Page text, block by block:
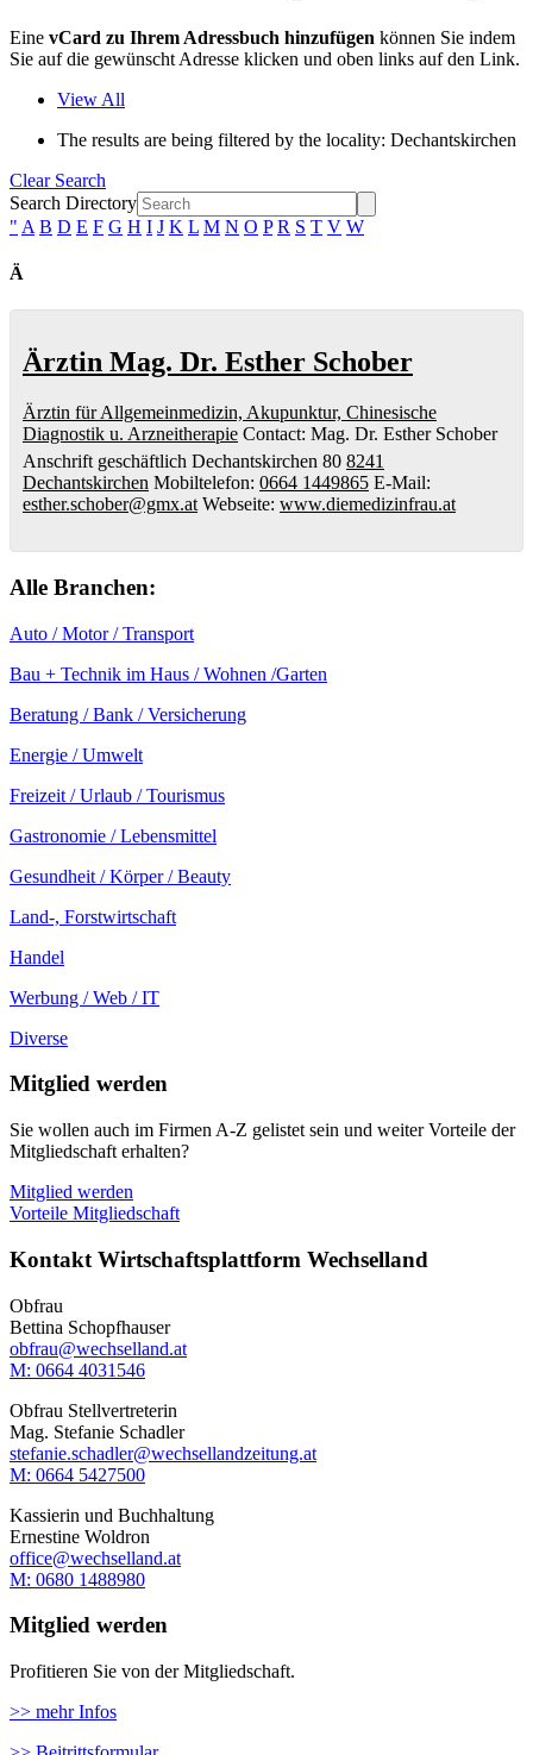
Eine vCard zu Ihrem Adressbuch hinzufügen können Sie indem
Sie auf die gewünscht Adresse klicken und oben links auf den Link.
View All
The results are being filtered by the locality: Dechantskirchen
Clear Search
Search Directory
" A B D E F G H I J K L M N O P R S T V W
Ä
Ärztin Mag. Dr. Esther Schober
Ärztin für Allgemeinmedizin, Akupunktur, Chinesische
Diagnostik u. Arzneitherapie Contact: Mag. Dr. Esther Schober
Anschrift geschäftlich Dechantskirchen 80 8241
Dechantskirchen Mobiltelefon: 0664 1449865 E-Mail:
esther.schober@gmx.at Webseite: www.diemedizinfrau.at
Alle Branchen:
Auto / Motor / Transport
Bau + Technik im Haus / Wohnen /Garten
Beratung / Bank / Versicherung
Energie / Umwelt
Freizeit / Urlaub / Tourismus
Gastronomie / Lebensmittel
Gesundheit / Körper / Beauty
Land-, Forstwirtschaft
Handel
Werbung / Web / IT
Diverse
Mitglied werden
Sie wollen auch im Firmen A-Z gelistet sein und weiter Vorteile der
Mitgliedschaft erhalten?
Mitglied werden
Vorteile Mitgliedschaft
Kontakt Wirtschaftsplattform Wechselland
Obfrau
Bettina Schopfhauser
obfrau@wechselland.at
M: 0664 4031546
Obfrau Stellvertreterin
Mag. Stefanie Schadler
stefanie.schadler@wechsellandzeitung.at
M: ‭0664 5427500‬
Kassierin und Buchhaltung
Ernestine Woldron
office@wechselland.at
M: ‭0680 1488980‬
Mitglied werden
Profitieren Sie von der Mitgliedschaft.
>> mehr Infos